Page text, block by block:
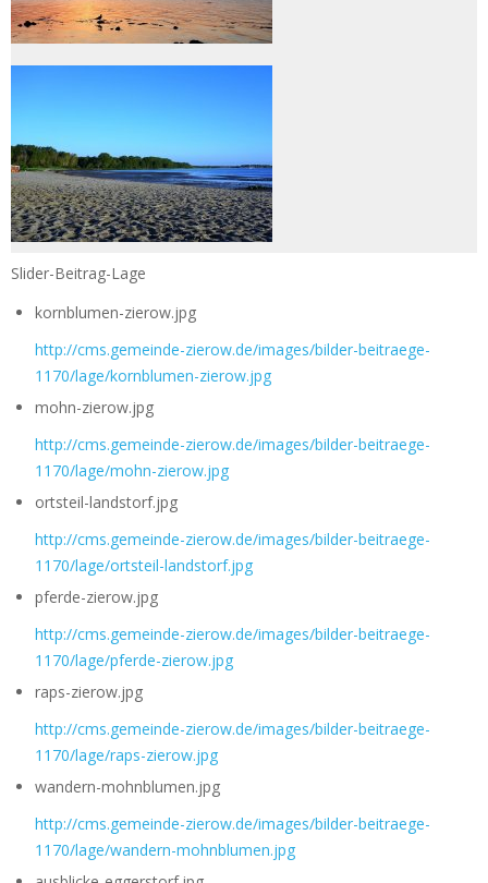
Slider-Beitrag-Lage
kornblumen-zierow.jpg
http://cms.gemeinde-zierow.de/images/bilder-beitraege-
1170/lage/kornblumen-zierow.jpg
mohn-zierow.jpg
http://cms.gemeinde-zierow.de/images/bilder-beitraege-
1170/lage/mohn-zierow.jpg
ortsteil-landstorf.jpg
http://cms.gemeinde-zierow.de/images/bilder-beitraege-
1170/lage/ortsteil-landstorf.jpg
pferde-zierow.jpg
http://cms.gemeinde-zierow.de/images/bilder-beitraege-
1170/lage/pferde-zierow.jpg
raps-zierow.jpg
http://cms.gemeinde-zierow.de/images/bilder-beitraege-
1170/lage/raps-zierow.jpg
wandern-mohnblumen.jpg
http://cms.gemeinde-zierow.de/images/bilder-beitraege-
1170/lage/wandern-mohnblumen.jpg